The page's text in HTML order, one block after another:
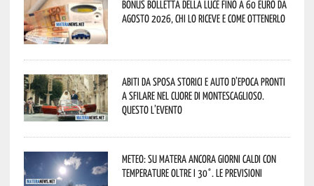
Bonus bolletta della luce fino a 60 euro da
agosto 2026, chi lo riceve e come ottenerlo
Abiti da sposa storici e auto d’epoca pronti
a sfilare nel cuore di Montescaglioso.
Questo l’evento
Meteo: su Matera ancora giorni caldi con
temperature oltre i 30°. Le previsioni